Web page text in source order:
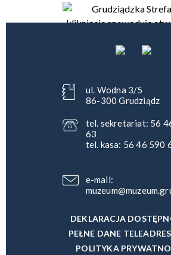
ul. Wodna 3/5
86-300 Grudziądz
tel. sekretariat: 56
63
tel. kasa: 56 46 590
e-mail:
DEKLARACJA
PEŁNE DANE
POLITYKA